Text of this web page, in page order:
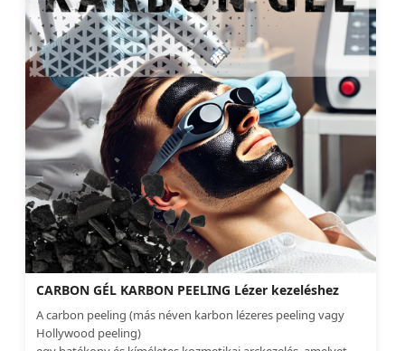
CARBON GÉL KARBON PEELING Lézer kezeléshez
A carbon peeling (más néven karbon lézeres peeling vagy
Hollywood peeling)